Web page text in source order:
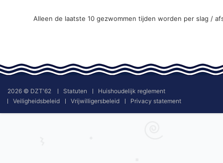
Alleen de laatste 10 gezwommen tijden worden per slag /
2026 © DZT'62 Statuten
Huishoudelijk reglement
Veiligheidsbeleid
Vrijwilligersbeleid Privacy statement